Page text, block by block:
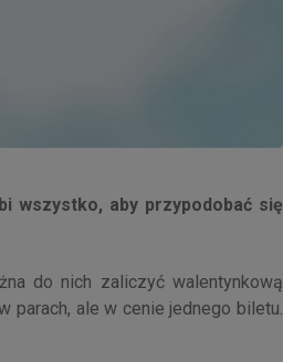
wszystko, aby przypodobać się
do nich zaliczyć walentynkową
ale w cenie jednego biletu.